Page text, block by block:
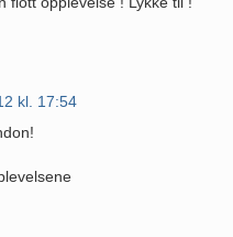
kl. 17:54